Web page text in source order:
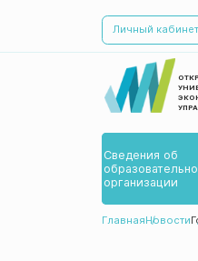
Личный кабинет
Сведения об­
организации
ГлавнаяНовости